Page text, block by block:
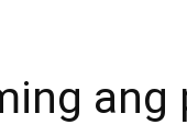
ang